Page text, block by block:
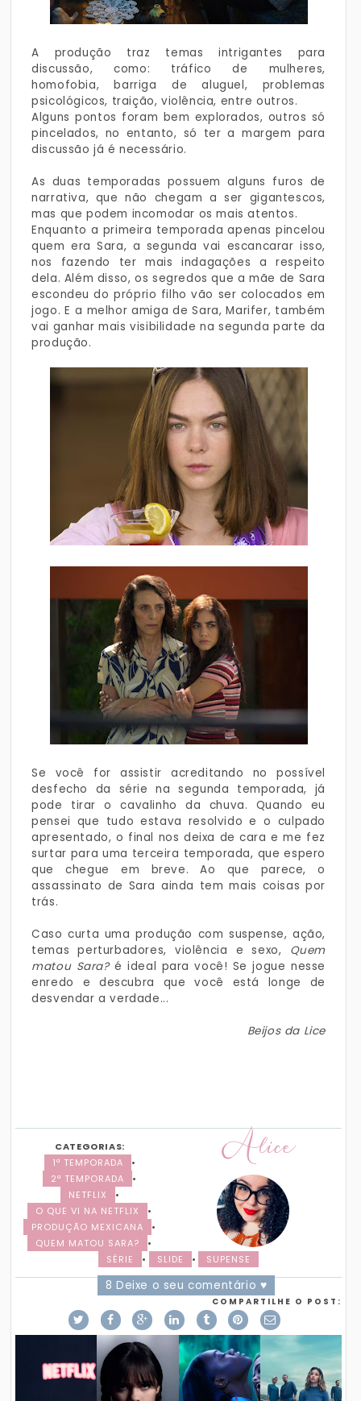
A produção traz temas intrigantes para
discussão, como: tráfico de mulheres,
homofobia, barriga de aluguel, problemas
psicológicos, traição, violência, entre outros.
Alguns pontos foram bem explorados, outros só
pincelados, no entanto, só ter a margem para
discussão já é necessário.
As duas temporadas possuem alguns furos de
narrativa, que não chegam a ser gigantescos,
mas que podem incomodar os mais atentos.
Enquanto a primeira temporada apenas pincelou
quem era Sara, a segunda vai escancarar isso,
nos fazendo ter mais indagações a respeito
dela. Além disso, os segredos que a mãe de Sara
escondeu do próprio filho vão ser colocados em
jogo. E a melhor amiga de Sara, Marifer, também
vai ganhar mais visibilidade na segunda parte da
produção.
Se você for assistir acreditando no possível
desfecho da série na segunda temporada, já
pode tirar o cavalinho da chuva. Quando eu
pensei que tudo estava resolvido e o culpado
apresentado, o final nos deixa de cara e me fez
surtar para uma terceira temporada, que espero
que chegue em breve. Ao que parece, o
assassinato de Sara ainda tem mais coisas por
trás.
Caso curta uma produção com suspense, ação,
temas perturbadores, violência e sexo, Quem
matou Sara?é ideal para você! Se jogue nesse
enredo e descubra que você está longe de
desvendar a verdade...
Beijos da Lice
Alice
CATEGORIAS:
1ª TEMPORADA
•
2ª TEMPORADA
•
NETFLIX
•
O QUE VI NA NETFLIX
•
PRODUÇÃO MEXICANA
•
QUEM MATOU SARA?
•
SÉRIE
• SLIDE • SUPENSE
8 Deixe o seu comentário ♥
COMPARTILHE O POST: